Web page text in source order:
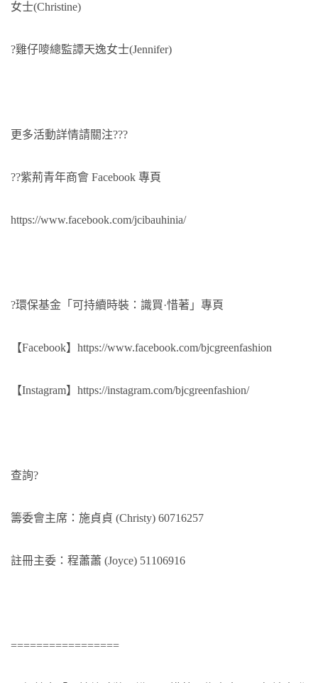
女士(Christine)
?雞仔嘜總監譚天逸女士(Jennifer)
更多活動詳情請關注???
??紫荊青年商會 Facebook 專頁
https://www.facebook.com/jcibauhinia/
?環保基金「可持續時裝：識買·惜著」專頁
【Facebook】 https://www.facebook.com/bjcgreenfashion
【Instagram】 https://instagram.com/bjcgreenfashion/
查詢?
籌委會主席：施貞貞 (Christy) 60716257
註冊主委：程蕭蕭 (Joyce) 51106916
=================